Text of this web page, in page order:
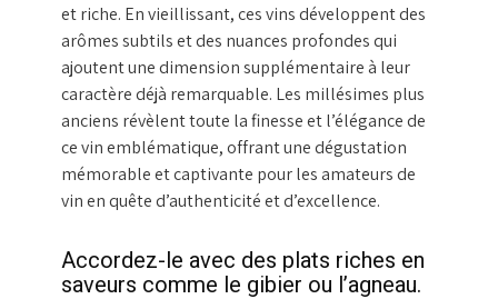
et riche. En vieillissant, ces vins développent des
arômes subtils et des nuances profondes qui
ajoutent une dimension supplémentaire à leur
caractère déjà remarquable. Les millésimes plus
anciens révèlent toute la finesse et l’élégance de
ce vin emblématique, offrant une dégustation
mémorable et captivante pour les amateurs de
vin en quête d’authenticité et d’excellence.
Accordez-le avec des plats riches en
saveurs comme le gibier ou l’agneau.